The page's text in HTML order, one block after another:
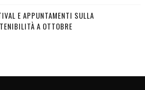
E APPUNTAMENTI SULLA
A OTTOBRE